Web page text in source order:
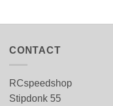
CONTACT
RCspeedshop
Stipdonk 55